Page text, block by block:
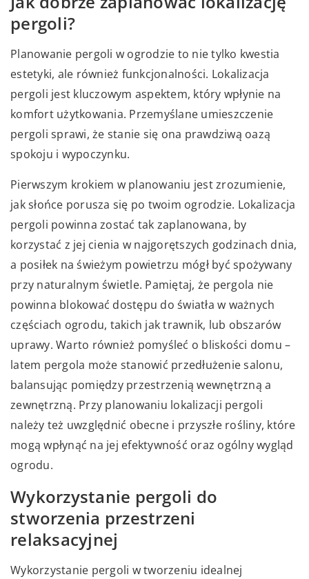
pergoli?
Planowanie pergoli w ogrodzie to nie tylko kwestia
estetyki, ale również funkcjonalności. Lokalizacja
pergoli jest kluczowym aspektem, który wpłynie na
komfort użytkowania. Przemyślane umieszczenie
pergoli sprawi, że stanie się ona prawdziwą oazą
spokoju i wypoczynku.
Pierwszym krokiem w planowaniu jest zrozumienie,
jak słońce porusza się po twoim ogrodzie. Lokalizacja
pergoli powinna zostać tak zaplanowana, by
korzystać z jej cienia w najgorętszych godzinach dnia,
a posiłek na świeżym powietrzu mógł być spożywany
przy naturalnym świetle. Pamiętaj, że pergola nie
powinna blokować dostępu do światła w ważnych
częściach ogrodu, takich jak trawnik, lub obszarów
uprawy. Warto również pomyśleć o bliskości domu –
latem pergola może stanowić przedłużenie salonu,
balansując pomiędzy przestrzenią wewnętrzną a
zewnętrzną. Przy planowaniu lokalizacji pergoli
należy też uwzględnić obecne i przyszłe rośliny, które
mogą wpłynąć na jej efektywność oraz ogólny wygląd
ogrodu.
Wykorzystanie pergoli do
stworzenia przestrzeni
relaksacyjnej
Wykorzystanie pergoli w tworzeniu idealnej